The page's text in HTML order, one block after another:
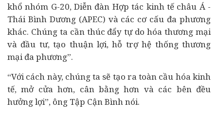
khổ nhóm G-20, Diễn đàn Hợp tác kinh tế châu Á -
Thái Bình Dương (APEC) và các cơ cấu đa phương
khác. Chúng ta cần thúc đẩy tự do hóa thương mại
và đầu tư, tạo thuận lợi, hỗ trợ hệ thống thương
mại đa phương”.
“Với cách này, chúng ta sẽ tạo ra toàn cầu hóa kinh
tế, mở cửa hơn, cân bằng hơn và các bên đều
hưởng lợi”, ông Tập Cận Bình nói.